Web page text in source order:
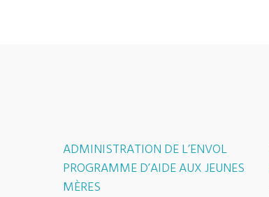
ADMINISTRATION DE L’ENVOL
PROGRAMME D’AIDE AUX JEUNES
MÈRES